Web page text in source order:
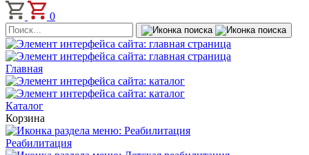
0
Главная
Каталог
Корзина
Реабилитация